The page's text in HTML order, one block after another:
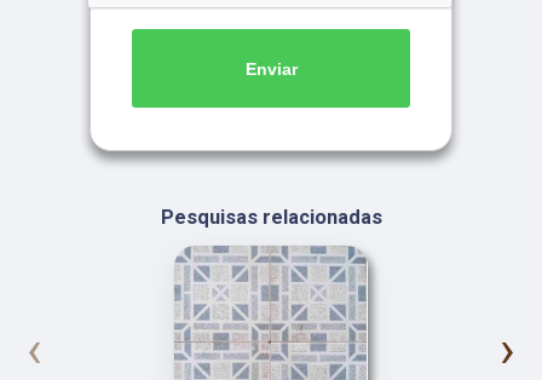
Enviar
Pesquisas relacionadas
‹ ›